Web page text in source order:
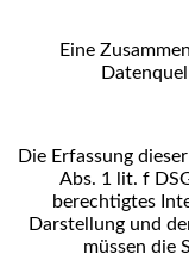
Eine
Die Erfassung
Abs. 1 lit. f
berechtigtes
Darstellung und
müssen die